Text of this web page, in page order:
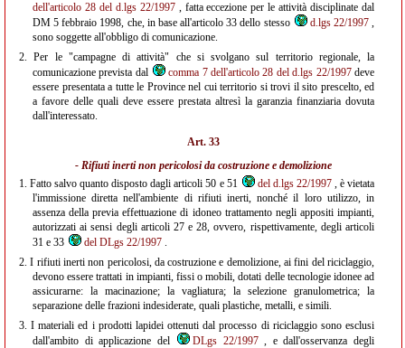
dell'articolo 28 del d.lgs 22/1997, fatta eccezione per le attività disciplinate dal
DM 5 febbraio 1998, che, in base all'articolo 33 dello stesso
d.lgs 22/1997,
sono soggette all'obbligo di comunicazione.
2.Per le "campagne di attività" che si svolgano sul territorio regionale, la
comunicazione prevista dal
comma 7 dell'articolo 28 del d.lgs 22/1997deve
essere presentata a tutte le Province nel cui territorio si trovi il sito prescelto, ed
a favore delle quali deve essere prestata altresì la garanzia finanziaria dovuta
dall'interessato.
Art. 33
- Rifiuti inerti non pericolosi da costruzione e demolizione
1.Fatto salvo quanto disposto dagli articoli 50 e 51 del d.lgs 22/1997, è vietata
l'immissione diretta nell'ambiente di rifiuti inerti, nonché il loro utilizzo, in
assenza della previa effettuazione di idoneo trattamento negli appositi impianti,
autorizzati ai sensi degli articoli 27 e 28, ovvero, rispettivamente, degli articoli
31 e 33
del DLgs 22/1997 .
2.I rifiuti inerti non pericolosi, da costruzione e demolizione, ai fini del riciclaggio,
devono essere trattati in impianti, fissi o mobili, dotati delle tecnologie idonee ad
assicurarne: la macinazione; la vagliatura; la selezione granulometrica; la
separazione delle frazioni indesiderate, quali plastiche, metalli, e simili.
3.I materiali ed i prodotti lapidei ottenuti dal processo di riciclaggio sono esclusi
dall'ambito di applicazione del
DLgs 22/1997, e dall'osservanza degli